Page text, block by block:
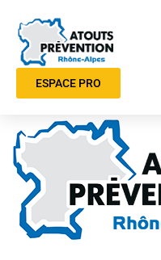
ESPACE PRO